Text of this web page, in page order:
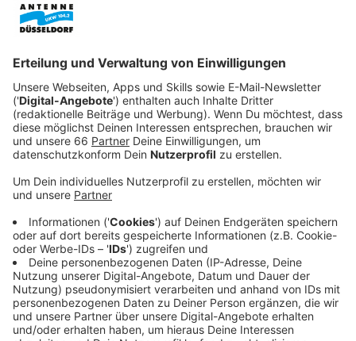
Veröffentlicht:
Doch dann verschwindet sein neunjähriger Sohn Edgar
(Ivan Morris Howe) plötzlich spurlos auf dem
Schulweg. Für seinen Vater steht nun die schlimmste
Zeit seines Lebens bevor. Völlig verzweifelt begibt
sich Vincent auf die Suche nach seinem geliebten
Sohn. Aber es gibt keine Hinweise auf den Verbleib von
Edgar und so beginnen Schuldgefühle und Ängste
Vincent langsam die Luft zum Atmen zu nehmen.
Während Vincent immer weniger auf die Hilfe der
Polizei vertraut, setzt er jetzt alle Hoffnung auf das
blaue Puppen-Monster Eric. Das von Edgar erdachte
Monster könnte der Schlüssel sein, um den Jungen
dazu bewegen zu können, wieder nach Hause zu